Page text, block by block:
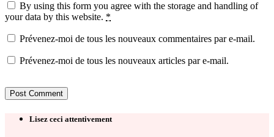
By using this form you agree with the storage and handling of
your data by this website. *
Prévenez-moi de tous les nouveaux commentaires par e-mail.
Prévenez-moi de tous les nouveaux articles par e-mail.
Lisez ceci attentivement